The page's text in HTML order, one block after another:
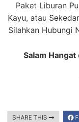
Paket Liburan
Kayu, atau
Silahkan Hubungi
Salam
SHARE THIS